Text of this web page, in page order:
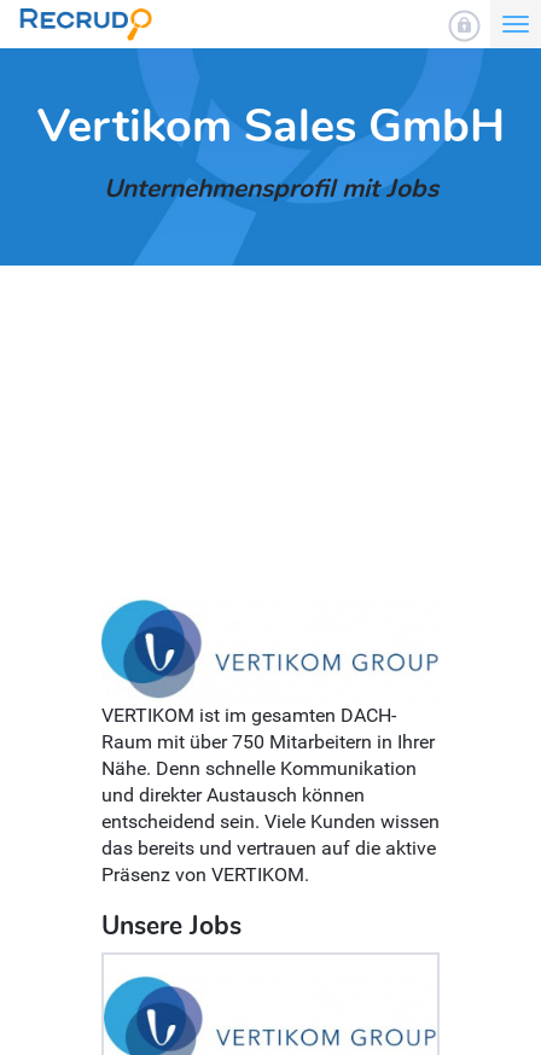
Vertikom Sales GmbH
Unternehmensprofil mit Jobs
VERTIKOM ist im gesamten DACH-
Raum mit über 750 Mitarbeitern in Ihrer
Nähe. Denn schnelle Kommunikation
und direkter Austausch können
entscheidend sein. Viele Kunden wissen
das bereits und vertrauen auf die aktive
Präsenz von VERTIKOM.
Unsere Jobs